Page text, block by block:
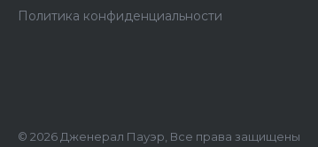
Политика конфиденциальности
© 2026 Дженерал Пауэр, Все права защищены